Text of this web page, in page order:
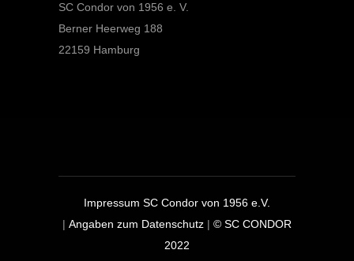
SC Condor von 1956 e. V.
Berner Heerweg 188
22159 Hamburg
Impressum SC Condor von 1956 e.V.
| Angaben zum Datenschutz | © SC CONDOR
2022